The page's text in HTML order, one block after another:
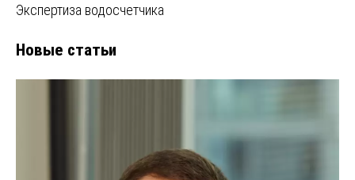
Экспертиза водосчетчика
Новые статьи